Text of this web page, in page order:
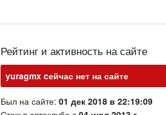
Рейтинг и активность на сайте
yuragmx cейчас нет на сайте
Был на сайте: 01 дек 2018 в 22:19:09